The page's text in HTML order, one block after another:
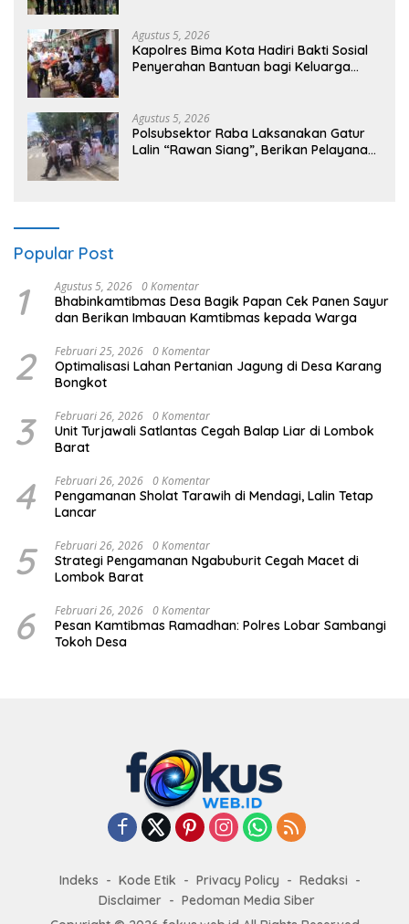
Agustus 5, 2026
Kapolres Bima Kota Hadiri Bakti Sosial
Penyerahan Bantuan bagi Keluarga
Agustus 5, 2026
Polsubsektor Raba Laksanakan Gatur
Lalin “Rawan Siang”, Berikan Pelayanan
Popular Post
1 Agustus 5, 2026 0 Komentar
Bhabinkamtibmas Desa Bagik Papan Cek Panen Sayur
dan Berikan Imbauan Kamtibmas kepada Warga
2 Februari 25, 2026 0 Komentar
Optimalisasi Lahan Pertanian Jagung di Desa Karang
Bongkot
3 Februari 26, 2026 0 Komentar
Unit Turjawali Satlantas Cegah Balap Liar di Lombok
Barat
4 Februari 26, 2026 0 Komentar
Pengamanan Sholat Tarawih di Mendagi, Lalin Tetap
Lancar
5 Februari 26, 2026 0 Komentar
Strategi Pengamanan Ngabuburit Cegah Macet di
Lombok Barat
6 Februari 26, 2026 0 Komentar
Pesan Kamtibmas Ramadhan: Polres Lobar Sambangi
Tokoh Desa
Indeks Kode Etik Privacy Policy
Redaksi
Disclaimer
Pedoman Media Siber